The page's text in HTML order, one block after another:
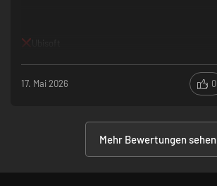
17. Mai 2026 0
Mehr Bewertungen sehen